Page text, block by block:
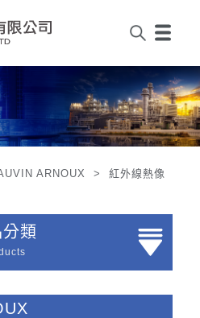
ARNOUX > 紅外線熱像
類